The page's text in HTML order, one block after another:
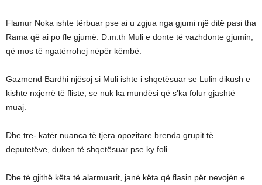
Flamur Noka ishte tërbuar pse ai u zgjua nga gjumi një ditë pasi tha
Rama që ai po fle gjumë. D.m.th Muli e donte të vazhdonte gjumin,
që mos të ngatërrohej nëpër këmbë.
Gazmend Bardhi njësoj si Muli ishte i shqetësuar se Lulin dikush e
kishte nxjerrë të fliste, se nuk ka mundësi që s’ka folur gjashtë
muaj.
Dhe tre- katër nuanca të tjera opozitare brenda grupit të
deputetëve, duken të shqetësuar pse ky foli.
Dhe të gjithë këta të alarmuarit, janë këta që flasin për nevojën e